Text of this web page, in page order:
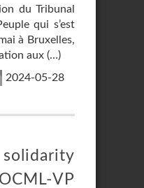
du Tribunal
qui s’est
à Bruxelles,
aux (…)
2024-05-28
solidarity
VP